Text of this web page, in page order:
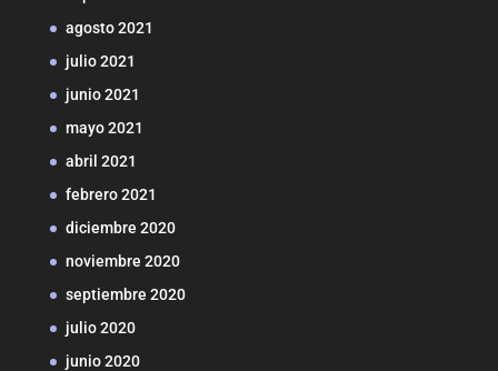
agosto 2021
julio 2021
junio 2021
mayo 2021
abril 2021
febrero 2021
diciembre 2020
noviembre 2020
septiembre 2020
julio 2020
junio 2020